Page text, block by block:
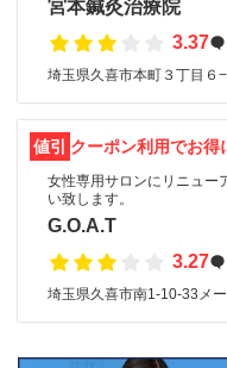
宮本鍼灸治療院
3.37
埼玉県久喜市本町３丁目６
値引 クーポン利用でお得
女性専用サロンにリニュー
い致します。
G.O.A.T
3.27
埼玉県久喜市南1-10-33メ